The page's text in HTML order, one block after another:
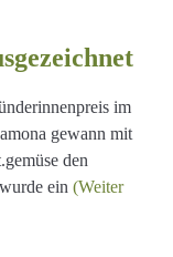
im
gewann mit
den
ein (Weiter